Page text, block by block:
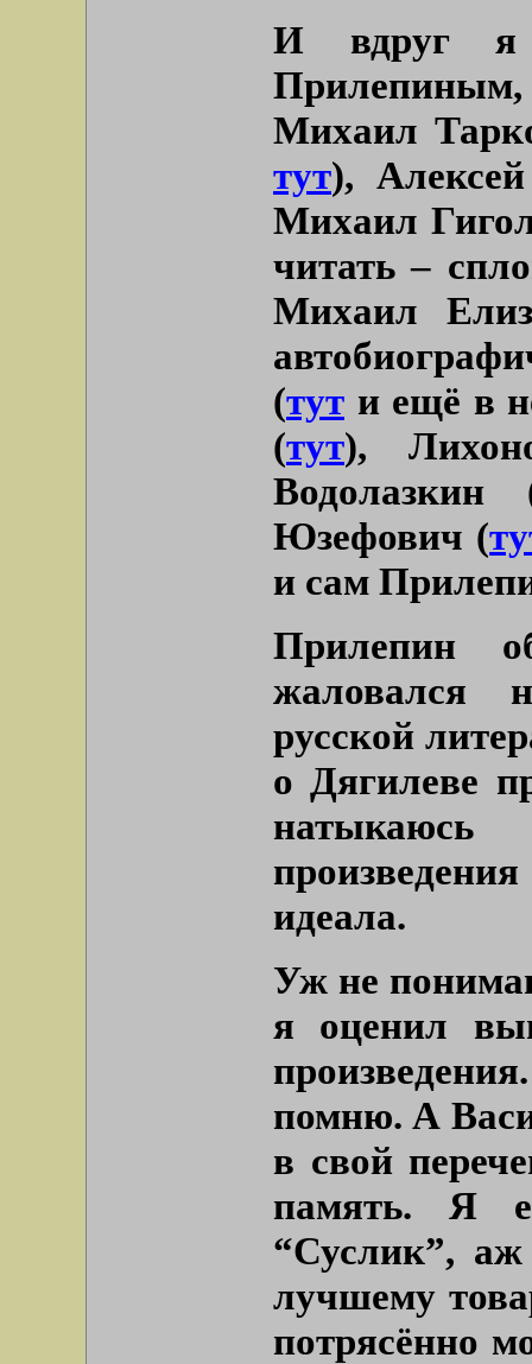
И вдруг я
Прилепиным,
Михаил
тут),
Михаил
читать –
Михаил
(тут и ещё в
(тут),
Юзефович (
и сам
Прилепин
жаловался
русской
о Дягилеве
произведения
идеала.
Уж не
я оценил
помню. А
в свой
память. Я
“Суслик”,
лучшему
потрясённо